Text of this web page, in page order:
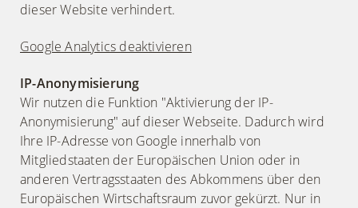
dieser Website verhindert.
Google Analytics deaktivieren
IP-Anonymisierung
Wir nutzen die Funktion "Aktivierung der IP-
Anonymisierung" auf dieser Webseite. Dadurch wird
Ihre IP-Adresse von Google innerhalb von
Mitgliedstaaten der Europäischen Union oder in
anderen Vertragsstaaten des Abkommens über den
Europäischen Wirtschaftsraum zuvor gekürzt. Nur in